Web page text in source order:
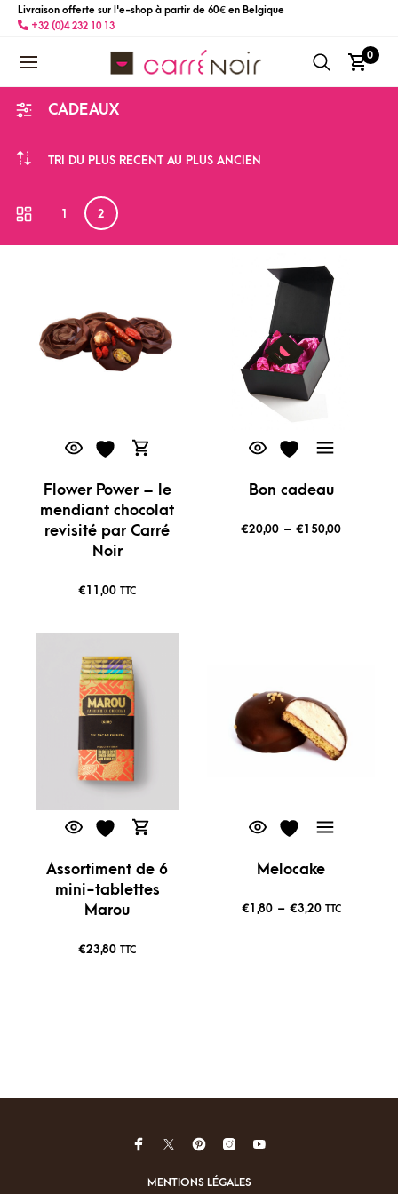
Livraison offerte sur l'e-shop à partir de 60 € en Belgique
+32 (0)4 232 10 13
0
CADEAUX
TRI DU PLUS RÉCENT AU PLUS ANCIEN
1 2
Flower Power – le
mendiant chocolat
revisité par Carré
Noir
€11,00 TTC
Bon cadeau
€20,00 – €150,00
Assortiment de 6
mini-tablettes
Marou
€23,80 TTC
Melocake
€1,80 – €3,20 TTC
MENTIONS LÉGALES